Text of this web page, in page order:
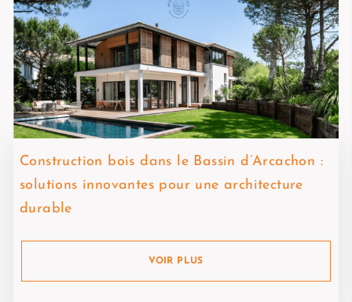
Construction bois dans le Bassin d’Arcachon :
solutions innovantes pour une architecture
durable
VOIR PLUS